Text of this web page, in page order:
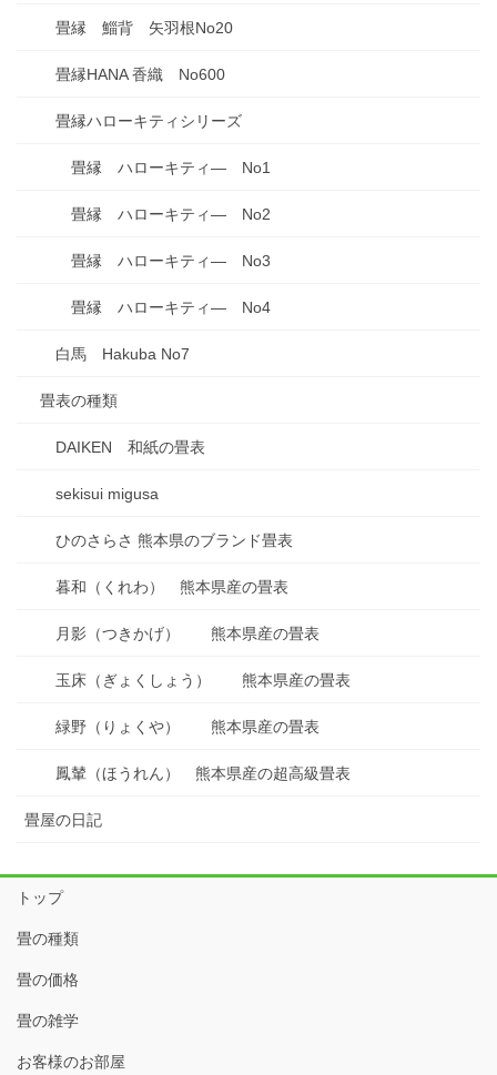
畳縁 鯔背 矢羽根No20
畳縁HANA 香織 No600
畳縁ハローキティシリーズ
畳縁 ハローキティ― No1
畳縁 ハローキティ― No2
畳縁 ハローキティ― No3
畳縁 ハローキティ― No4
白馬 Hakuba No7
畳表の種類
DAIKEN 和紙の畳表
sekisui migusa
ひのさらさ 熊本県のブランド畳表
暮和（くれわ） 熊本県産の畳表
月影（つきかげ） 熊本県産の畳表
玉床（ぎょくしょう） 熊本県産の畳表
緑野（りょくや） 熊本県産の畳表
鳳輦（ほうれん） 熊本県産の超高級畳表
畳屋の日記
トップ
畳の種類
畳の価格
畳の雑学
お客様のお部屋